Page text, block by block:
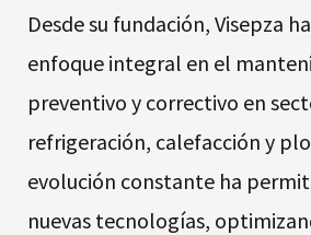
Desde su fundación, Visepza
enfoque integral en el
preventivo y correctivo en
refrigeración, calefacción y
evolución constante ha
nuevas tecnologías,